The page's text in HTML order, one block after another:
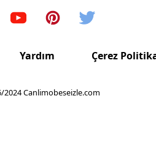
Yardım Çerez
Canlimobeseizle.com